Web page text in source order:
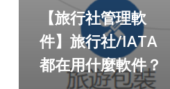
【旅行社管理軟
件】旅行社/IATA
都在用什麼軟件？